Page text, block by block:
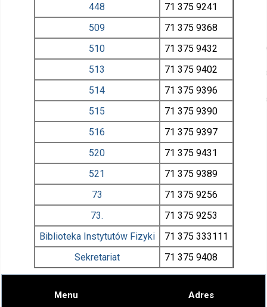
448
71 375 9241
509
71 375 9368
510
71 375 9432
513
71 375 9402
514
71 375 9396
515
71 375 9390
516
71 375 9397
520
71 375 9431
521
71 375 9389
73
71 375 9256
73.
71 375 9253
Biblioteka Instytutów Fizyki
71 375 333111
Sekretariat
71 375 9408
Menu Adres